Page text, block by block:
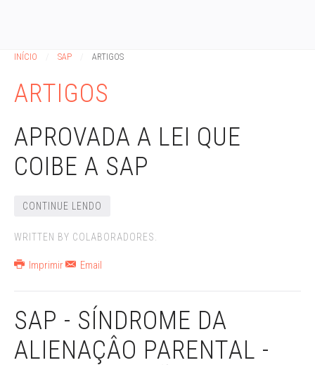
INÍCIO SAP ARTIGOS
ARTIGOS
APROVADA A LEI QUE
COIBE A SAP
CONTINUE LENDO
WRITTEN BY COLABORADORES.
Imprimir Email
SAP - SÍNDROME DA
ALIENAÇÂO PARENTAL -